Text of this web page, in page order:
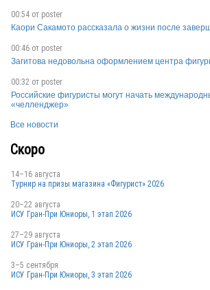
ITA
00:54 от poster
Каори Сакамото рассказала о жизни после
00:46 от poster
Загитова недовольна оформлением центра
00:32 от poster
Российские фигуристы могут начать
«челленджер»
Все новости
Скоро
14–16 августа
Турнир на призы магазина «Фигурист» 2026
20–22 августа
ИСУ Гран-При Юниоры, 1 этап 2026
27–29 августа
ИСУ Гран-При Юниоры, 2 этап 2026
3–5 сентября
ИСУ Гран-При Юниоры, 3 этап 2026